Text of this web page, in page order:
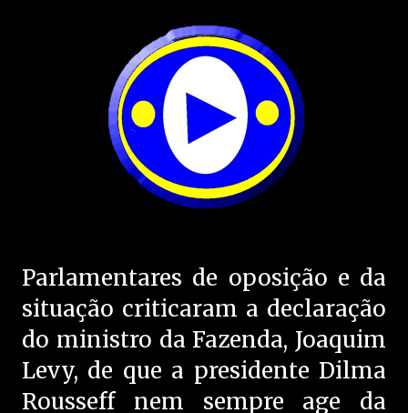
Parlamentares de oposição e da
situação criticaram a declaração
do ministro da Fazenda, Joaquim
Levy, de que a presidente Dilma
Rousseff nem sempre age da